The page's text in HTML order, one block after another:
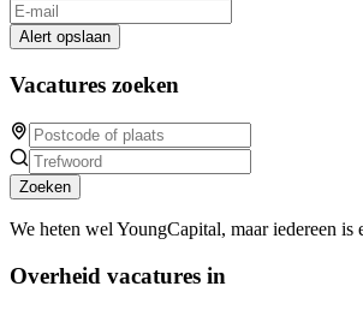
Alert opslaan
Vacatures zoeken
Zoeken
We heten wel YoungCapital, maar iedereen
Overheid vacatures in